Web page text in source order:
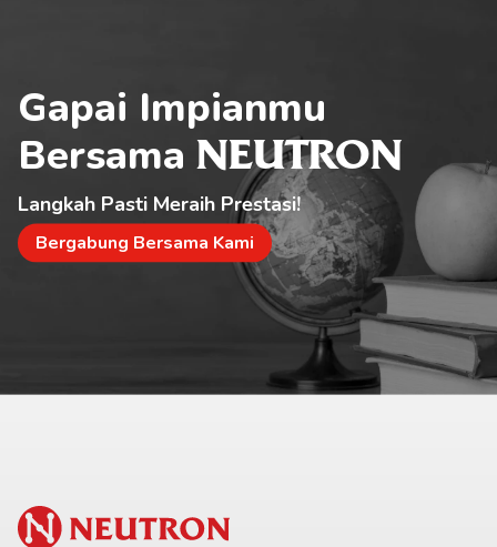
Gapai Impianmu
Bersama NEUTRON
Langkah Pasti Meraih Prestasi!
Bergabung Bersama Kami